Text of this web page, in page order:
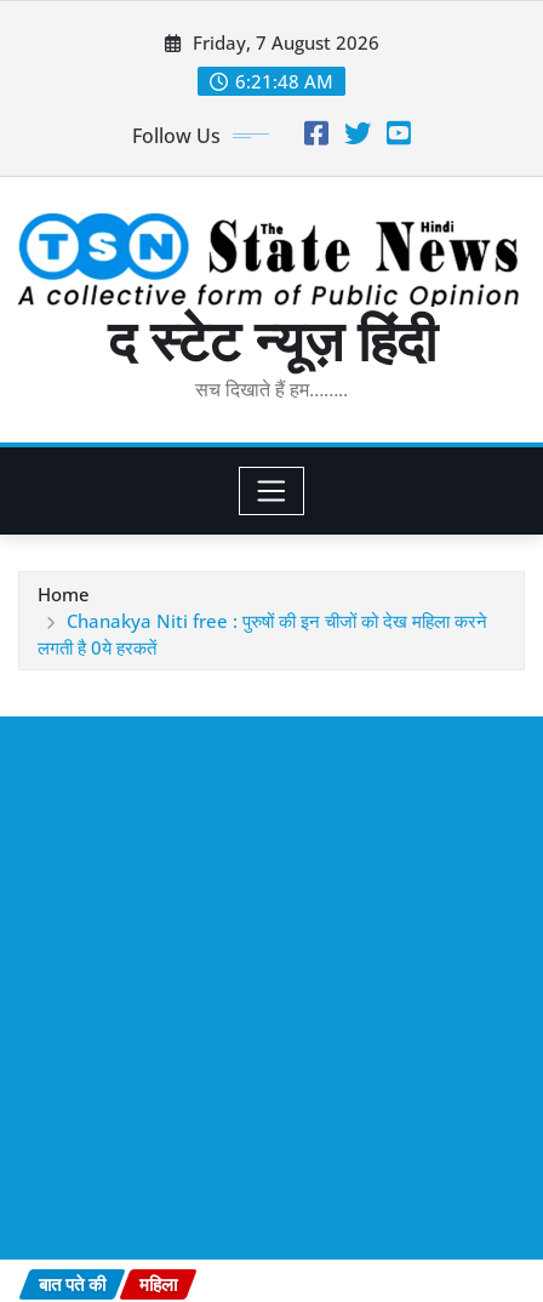
Friday, 7 August 2026
6:21:49 AM
Follow Us
द स्टेट न्यूज़ हिंदी
सच दिखाते हैं हम……..
Home
Chanakya Niti free : पुरुषों की इन चीजों को देख महिला करने
लगती है 0ये हरकतें
बात पते की महिला